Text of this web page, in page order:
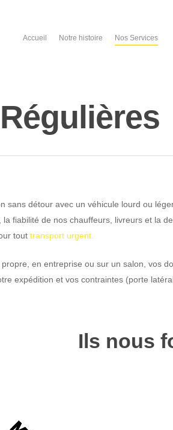
Accueil Notre histoire Nos Services
sans détour avec un véhicule lourd ou
fiabilité de nos chauffeurs, livreurs et la
tout transport urgent.
en entreprise ou sur un salon, vos
expédition et vos contraintes (porte
Ils nous